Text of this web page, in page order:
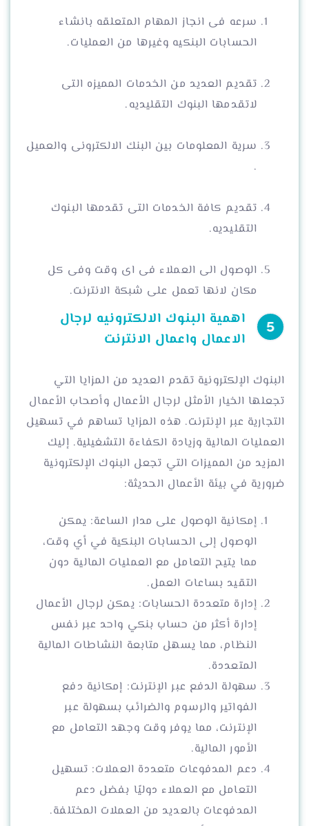
سرعه فى انجاز المهام المتعلقه بانشاء
الحسابات البنكيه وغيرها من العمليات.
تقديم العديد من الخدمات المميزه التى
لاتقدمها البنوك التقليديه.
سرية المعلومات بين البنك الالكترونى والعميل
.
تقديم كافة الخدمات التى تقدمها البنوك
التقليديه.
الوصول الى العملاء فى اى وقت وفى كل
مكان لانها تعمل على شبكة الانترنت.
اهمية البنوك الالكترونيه لرجال
الاعمال واعمال الانترنت
البنوك الإلكترونية تقدم العديد من المزايا التي
تجعلها الخيار الأمثل لرجال الأعمال وأصحاب الأعمال
التجارية عبر الإنترنت. هذه المزايا تساهم في تسهيل
العمليات المالية وزيادة الكفاءة التشغيلية. إليك
المزيد من المميزات التي تجعل البنوك الإلكترونية
ضرورية في بيئة الأعمال الحديثة:
إمكانية الوصول على مدار الساعة: يمكن
الوصول إلى الحسابات البنكية في أي وقت،
مما يتيح التعامل مع العمليات المالية دون
التقيد بساعات العمل.
إدارة متعددة الحسابات: يمكن لرجال الأعمال
إدارة أكثر من حساب بنكي واحد عبر نفس
النظام، مما يسهل متابعة النشاطات المالية
المتعددة.
سهولة الدفع عبر الإنترنت: إمكانية دفع
الفواتير والرسوم والضرائب بسهولة عبر
الإنترنت، مما يوفر وقت وجهد التعامل مع
الأمور المالية.
دعم المدفوعات متعددة العملات: تسهيل
التعامل مع العملاء دوليًا بفضل دعم
المدفوعات بالعديد من العملات المختلفة.